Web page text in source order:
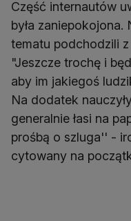
Część internautów
była
tematu podchodzili
"Jeszcze trochę i
aby im jakiegoś
Na dodatek
generalnie łasi na
prośbą o szluga'' -
cytowany na